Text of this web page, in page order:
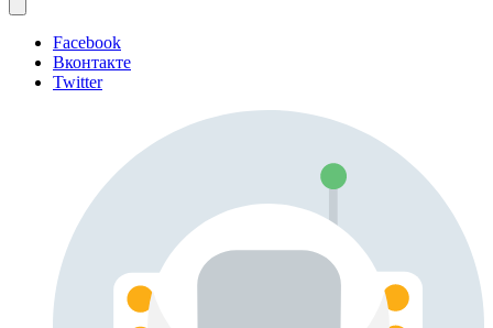
Facebook
Вконтакте
Twitter